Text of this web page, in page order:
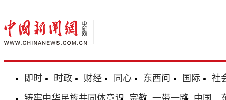
即时 时政 财经 同心 东西问 国际
社